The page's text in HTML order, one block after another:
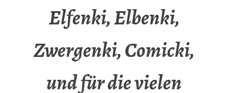
Elfenki, Elbenki,
Zwergenki, Comicki,
und für die vielen